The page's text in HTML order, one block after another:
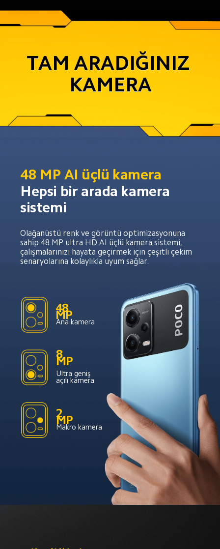
TAM ARADIĞINIZ
KAMERA
48 MP AI üçlü kamera
Hepsi bir arada kamera
sistemi
Olağanüstü renk ve görüntü optimizasyonuna
sahip 48 MP ultra HD AI üçlü kamera sistemi,
çalışmalarınızı hayata geçirmek için çeşitli çekim
senaryolarına kolaylıkla uyum sağlar.
48
MP
Ana kamera
8
MP
Ultra geniş
açılı kamera
2
MP
Makro kamera